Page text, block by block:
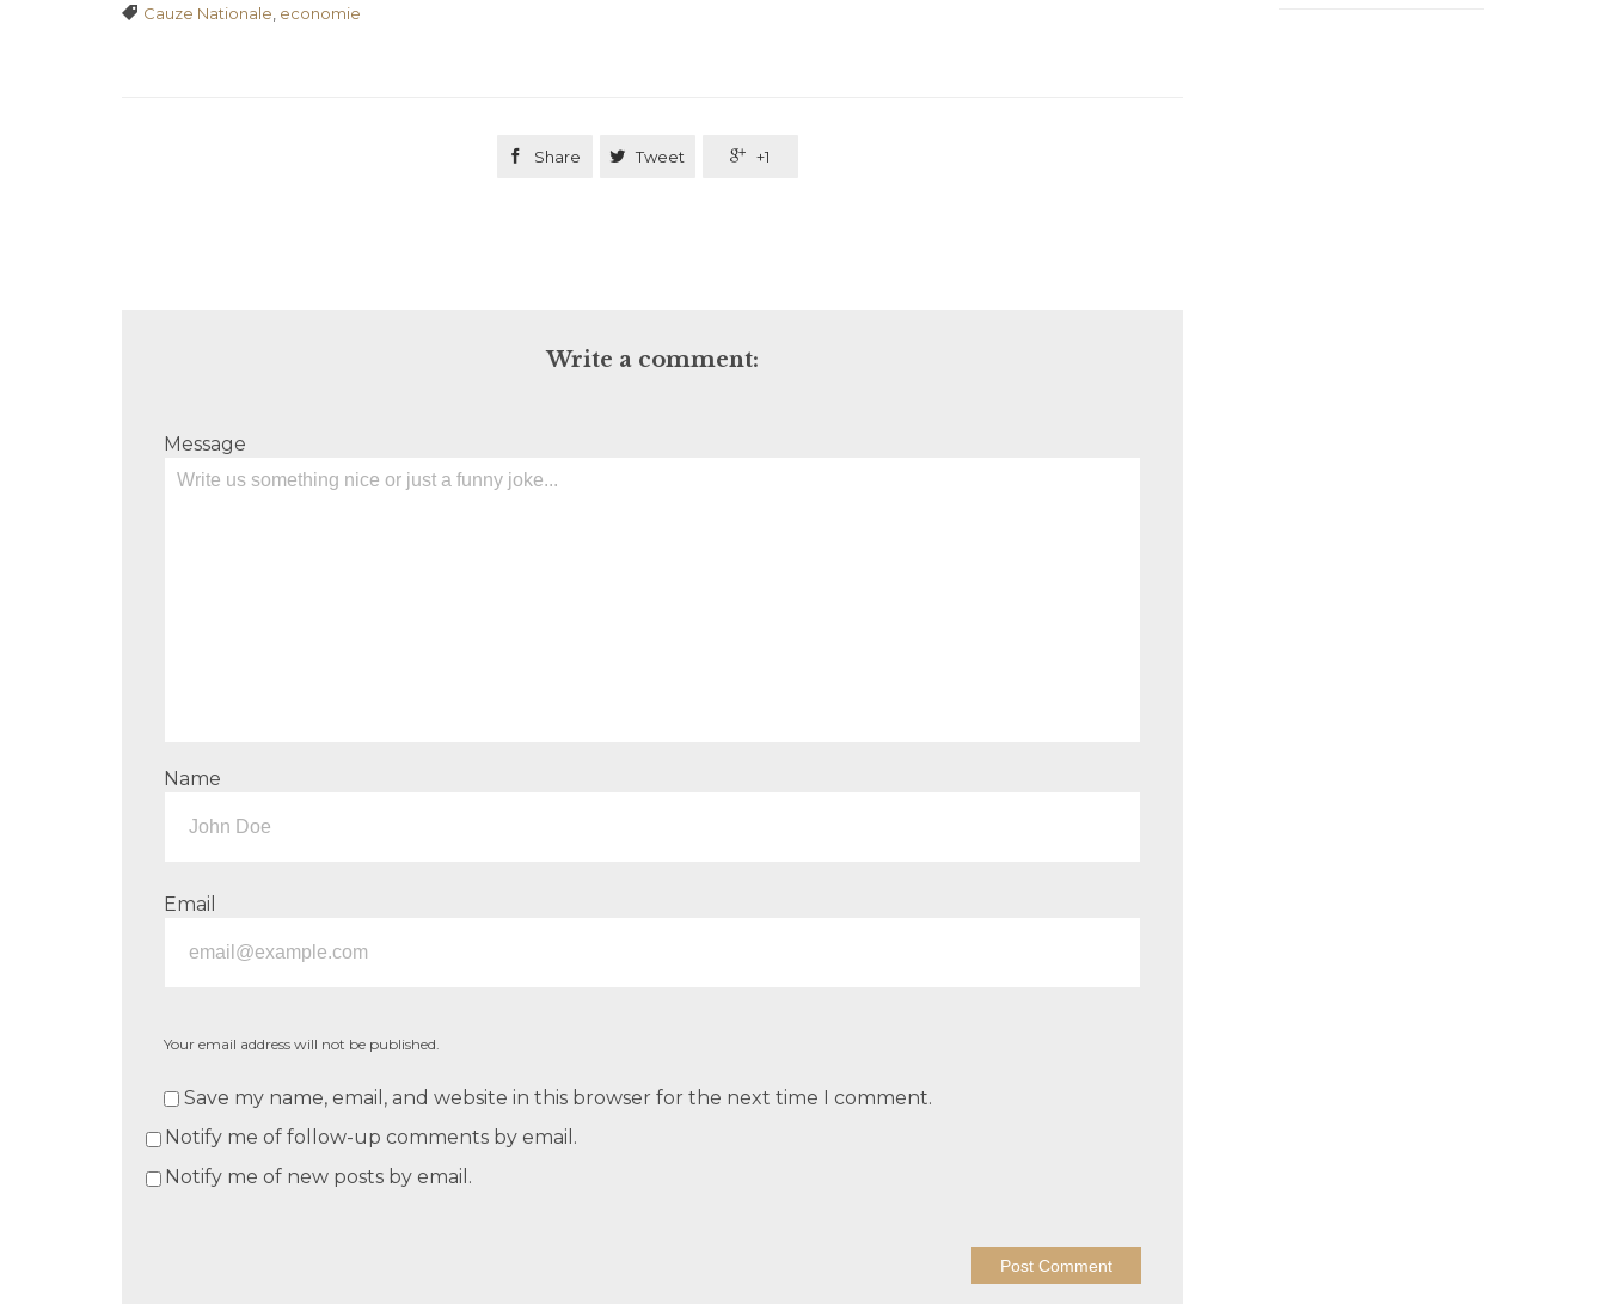
 Tags
Cauze Nationale economie
 Share  Tweet  +1
Write a comment:
Message
Name
Email
Your email address will not be published.
Save my name, email, and website in this browser for the next time I comment.
Notify me of follow-up comments by email.
Notify me of new posts by email.